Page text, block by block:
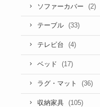
ソファーカバー (2)
テーブル (33)
テレビ台 (4)
ベッド (17)
ラグ・マット (36)
収納家具 (105)